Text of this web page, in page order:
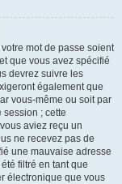
mot de passe soient
que vous avez spécifié
devrez suivre les
également que
vous-même ou soit par
; cette
aviez reçu un
ne recevez pas de
une mauvaise adresse
filtré en tant que
électronique que vous